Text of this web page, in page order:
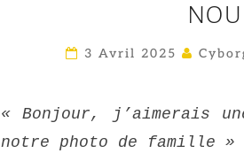
3 Avril 2025
« Bonjour, j’aimerais
notre photo de famille »